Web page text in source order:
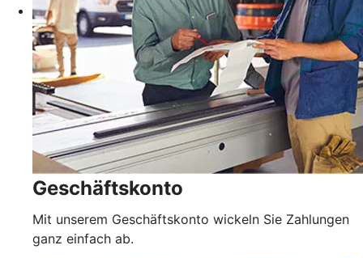
Geschäftskonto
Mit unserem Geschäftskonto wickeln Sie Zahlungen
ganz einfach ab.